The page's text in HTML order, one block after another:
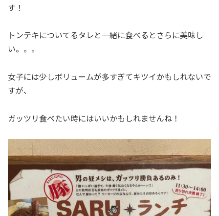
す！
トンテキについてるタレと一緒に食べるとさらに美味し
い。。。
女子には少しボリュームが多すぎてキツイかもしれないで
すが、
ガッツリ食べたい時にはいいかもしれませんね！